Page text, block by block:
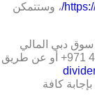
، وستتمكن
سوق دبي المالي
على هاتف رقم 5555 305 4 971+ أو 5137 305 4 971+ أو عن طريق
كافة